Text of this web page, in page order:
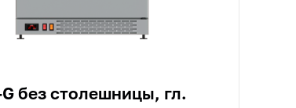
без столешницы, гл.